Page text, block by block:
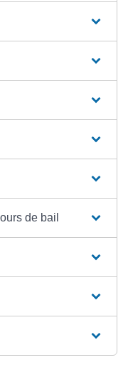
de bail